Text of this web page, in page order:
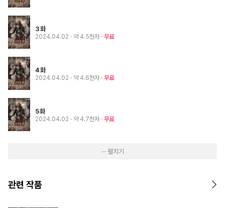
3화
2024.04.02 · 약 4.5천자 무료
4화
2024.04.02 · 약 4.6천자 무료
5화
2024.04.02 · 약 4.7천자 무료
··· 펼치기
관련 작품